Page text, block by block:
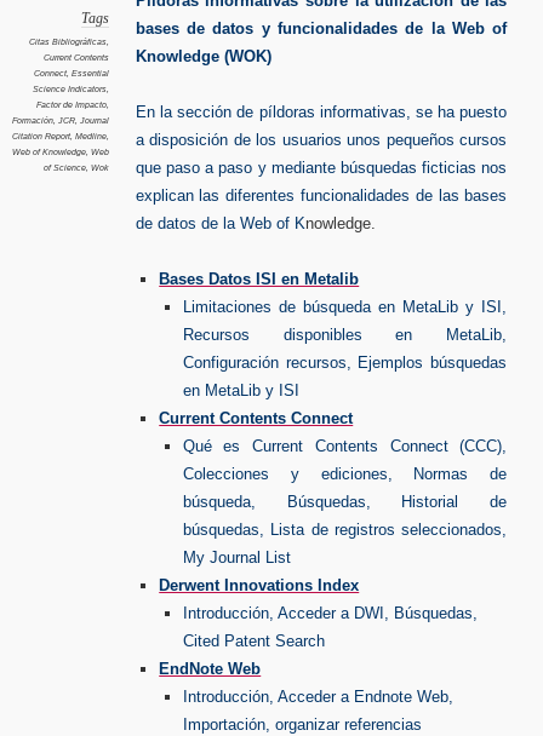
Tags
Citas Bibliográficas,
Current Contents
Connect, Essential
Science Indicators,
Factor de Impacto,
Formación, JCR,
Journal
Citation Report, Medline,
Web of Knowledge, Web
of Science, Wok
bases de datos y funcionalidades de la Web of
Knowledge (WOK)
En la sección de píldoras informativas, se ha puesto
a disposición de los usuarios unos pequeños cursos
que paso a paso y mediante búsquedas ficticias nos
explican las diferentes funcionalidades de las bases
de datos de la Web of Knowledge.
Bases Datos ISI en Metalib
Limitaciones de búsqueda en MetaLib y ISI,
Recursos disponibles en MetaLib,
Configuración recursos, Ejemplos búsquedas
en MetaLib y ISI
Current Contents Connect
Qué es Current Contents Connect (CCC),
Colecciones y ediciones, Normas de
búsqueda, Búsquedas, Historial de
búsquedas, Lista de registros seleccionados,
My Journal List
Derwent Innovations Index
Introducción, Acceder a DWI, Búsquedas,
Cited Patent Search
EndNote Web
Introducción, Acceder a Endnote Web,
Importación, organizar referencias